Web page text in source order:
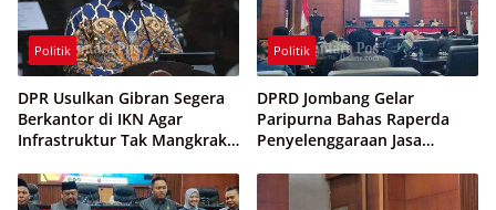
Politik
DPR Usulkan Gibran Segera
Berkantor di IKN Agar
Infrastruktur Tak Mangkrak
Politik
DPRD Jombang Gelar
Paripurna Bahas Raperda
Penyelenggaraan Jasa